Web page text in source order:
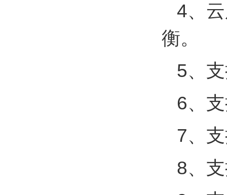
4、
衡。
5、
6、
7、
8、